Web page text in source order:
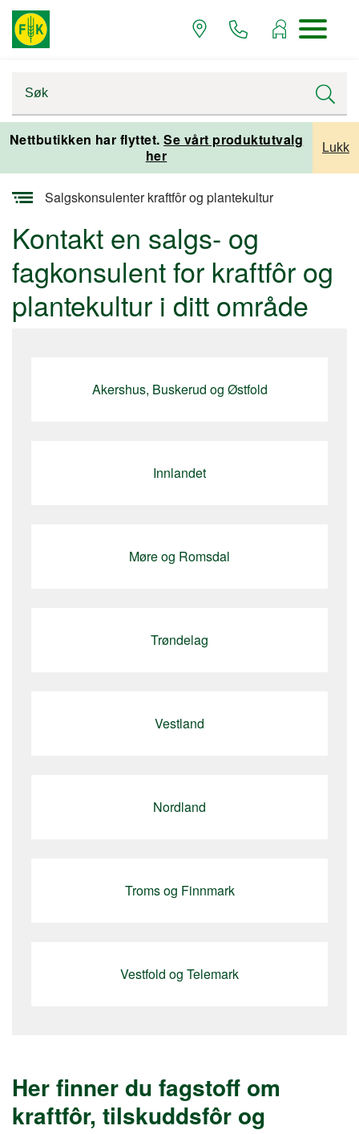
Nettbutikken har flyttet.Se vårt produktutvalg
her
Lukk
Startsiden
Salgs- og fagkonsulenter
Salgskonsulenter kraftfôr og plantekultur
Kontakt en salgs- og
fagkonsulent for kraftfôr og
plantekultur i ditt område
Akershus, Buskerud og Østfold
Innlandet
Møre og Romsdal
Trøndelag
Vestland
Nordland
Troms og Finnmark
Vestfold og Telemark
Her finner du fagstoff om
kraftfôr, tilskuddsfôr og